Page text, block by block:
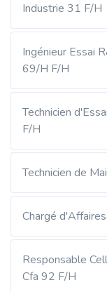
Industrie 31 F/H
Ingénieur Essai
69/H F/H
Technicien
F/H
Technicien de
Chargé
Responsable
Cfa 92 F/H